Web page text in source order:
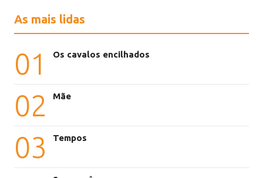
As mais lidas
01 Os cavalos encilhados
02 Mãe
03 Tempos